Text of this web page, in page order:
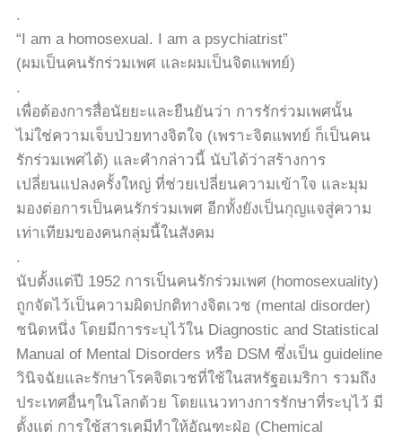
.
“I am a homosexual. I am a psychiatrist”
(ผมเป็นคนรักร่วมเพศ และผมเป็นจิตแพทย์)
.
เพื่อต้องการสื่อนัยยะและยืนยันว่า การรักร่วมเพศนั้น
ไม่ใช่ความเจ็บป่วยทางจิตใจ (เพราะจิตแพทย์ ก็เป็นคน
รักร่วมเพศได้) และคำกล่าวนี้ นับได้ว่าสร้างการ
เปลี่ยนแปลงครั้งใหญ่ ที่ช่วยเปลี่ยนความเข้าใจ และมุม
มองต่อการเป็นคนรักร่วมเพศ อีกทั้งยังเป็นกุญแจสู่ความ
เท่าเทียมของคนกลุ่มนี้ในสังคม
.
นับตั้งแต่ปี 1952 การเป็นคนรักร่วมเพศ (homosexuality)
ถูกจัดไว้เป็นความผิดปกติทางจิตเวช (mental disorder)
ชนิดหนึ่ง โดยมีการระบุไว้ใน Diagnostic and Statistical
Manual of Mental Disorders หรือ DSM ซึ่งเป็น guideline
วินิจฉัยและรักษาโรคจิตเวชที่ใช้ในสหรัฐอเมริกา รวมถึง
ประเทศอื่นๆในโลกด้วย โดยแนวทางการรักษาที่ระบุไว้ มี
ตั้งแต่ การใช้สารเคมีทำให้อัณฑะฝ่อ (Chemical